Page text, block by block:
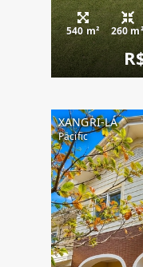
540 m² 260
XANGRI-LÁ
Pacific